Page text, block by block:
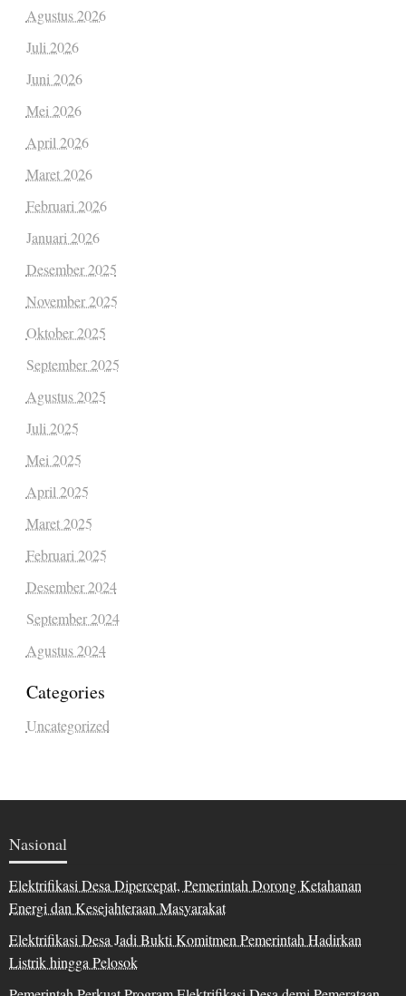
Agustus 2026
Juli 2026
Juni 2026
Mei 2026
April 2026
Maret 2026
Februari 2026
Januari 2026
Desember 2025
November 2025
Oktober 2025
September 2025
Agustus 2025
Juli 2025
Mei 2025
April 2025
Maret 2025
Februari 2025
Desember 2024
September 2024
Agustus 2024
Categories
Uncategorized
Nasional
Elektrifikasi Desa Dipercepat, Pemerintah Dorong Ketahanan
Energi dan Kesejahteraan Masyarakat
Elektrifikasi Desa Jadi Bukti Komitmen Pemerintah Hadirkan
Listrik hingga Pelosok